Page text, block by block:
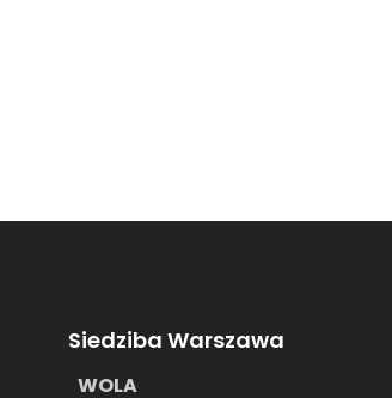
Siedziba Warszawa
WOLA